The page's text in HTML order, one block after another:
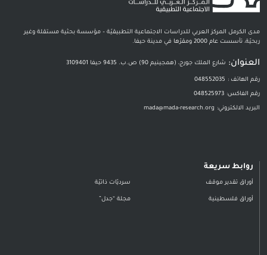
مدى الكرمل المركز العربي للدراسات الاجتماعية التطبيقيّة – مؤسسة بحثية مستقلة وغير
ربحيّة، تأسست عام 2000 ومقرّها في مدينة حيفا.
العنوان: شارع الملك جورج، (همجينيم 90) ص.ب. 9435 حيفا 3109401
رقم الهاتف : 048552035
رقم الفاكس: 048525973
البريد الالكتروني: mada@mada-research.org
روابط سريعة
أوراق تقدير موقف سرديّات ذاتيّة
أوراق فلسطينية مجلة “جدل”